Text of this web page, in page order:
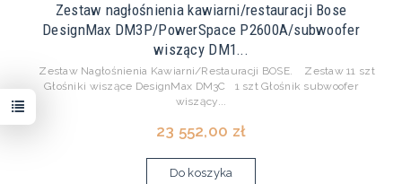
Zestaw nagłośnienia kawiarni/restauracji Bose
DesignMax DM3P/PowerSpace P2600A/subwoofer
wiszący DM1...
Zestaw Nagłośnienia Kawiarni/Restauracji BOSE. Zestaw 11 szt
Głośniki wiszące DesignMax DM3C 1 szt Głośnik subwoofer
wiszący...
23 552,00 zł
Do koszyka